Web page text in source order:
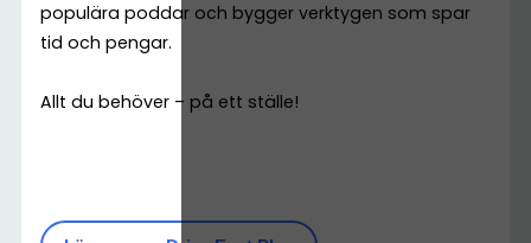
populära poddar och bygger verktygen som spar
tid och pengar.
Allt du behöver – på ett ställe!